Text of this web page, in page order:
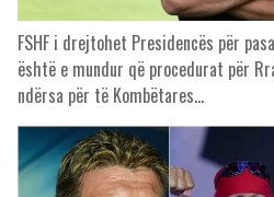
FSHF i drejtohet Presidencës për
është e mundur që procedurat për
ndërsa për të Kombëtares…